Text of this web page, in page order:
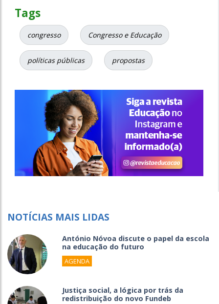
Tags
congresso Congresso e Educação
políticas públicas propostas
NOTÍCIAS MAIS LIDAS
António Nóvoa discute o papel da escola
na educação do futuro
AGENDA
Justiça social, a lógica por trás da
redistribuição do novo Fundeb